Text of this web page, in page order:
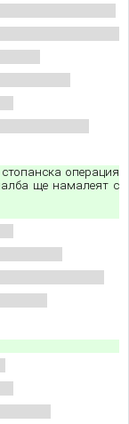
операция
ще намалеят с